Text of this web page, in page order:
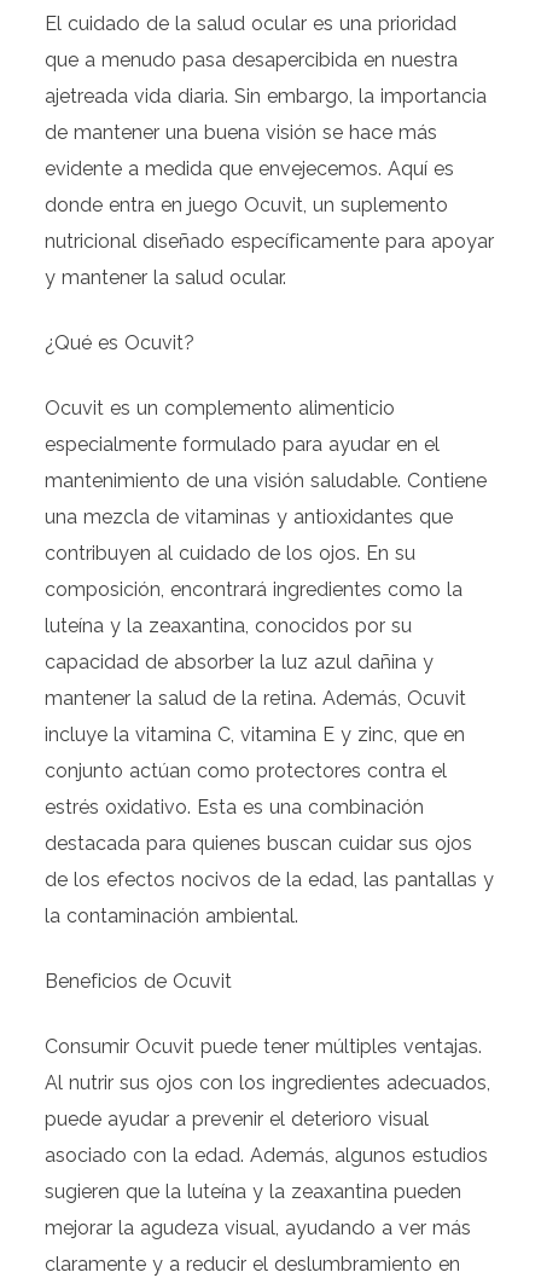
El cuidado de la salud ocular es una prioridad
que a menudo pasa desapercibida en nuestra
ajetreada vida diaria. Sin embargo, la importancia
de mantener una buena visión se hace más
evidente a medida que envejecemos. Aquí es
donde entra en juego Ocuvit, un suplemento
nutricional diseñado específicamente para apoyar
y mantener la salud ocular.
¿Qué es Ocuvit?
Ocuvit es un complemento alimenticio
especialmente formulado para ayudar en el
mantenimiento de una visión saludable. Contiene
una mezcla de vitaminas y antioxidantes que
contribuyen al cuidado de los ojos. En su
composición, encontrará ingredientes como la
luteína y la zeaxantina, conocidos por su
capacidad de absorber la luz azul dañina y
mantener la salud de la retina. Además, Ocuvit
incluye la vitamina C, vitamina E y zinc, que en
conjunto actúan como protectores contra el
estrés oxidativo. Esta es una combinación
destacada para quienes buscan cuidar sus ojos
de los efectos nocivos de la edad, las pantallas y
la contaminación ambiental.
Beneficios de Ocuvit
Consumir Ocuvit puede tener múltiples ventajas.
Al nutrir sus ojos con los ingredientes adecuados,
puede ayudar a prevenir el deterioro visual
asociado con la edad. Además, algunos estudios
sugieren que la luteína y la zeaxantina pueden
mejorar la agudeza visual, ayudando a ver más
claramente y a reducir el deslumbramiento en